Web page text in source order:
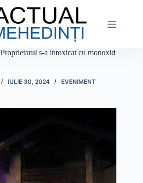
s-a intoxicat cu monoxid
IULIE 30, 2024 EVENIMENT